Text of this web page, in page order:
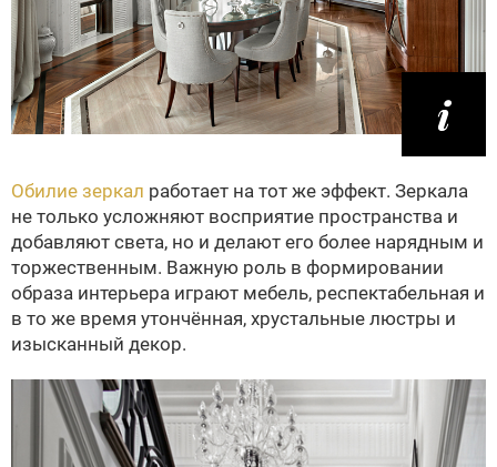
Обилие зеркал работает на тот же эффект. Зеркала
не только усложняют восприятие пространства и
добавляют света, но и делают его более нарядным и
торжественным. Важную роль в формировании
образа интерьера играют мебель, респектабельная и
в то же время утончённая, хрустальные люстры и
изысканный декор.